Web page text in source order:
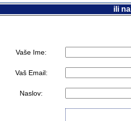
ili
Vaše Ime:
Vaš Email:
Naslov: